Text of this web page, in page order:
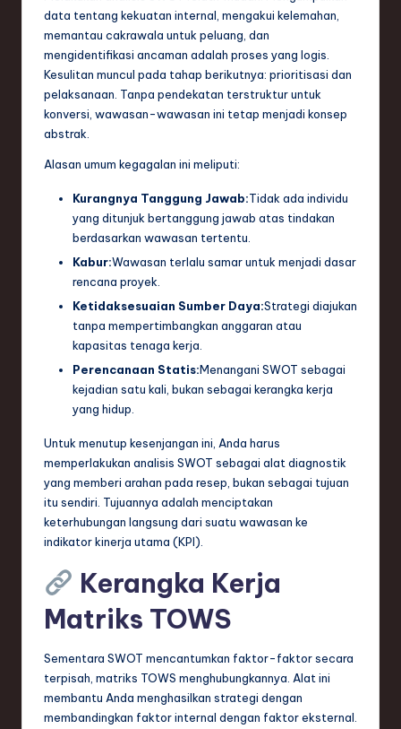
o
data tentang kekuatan internal, mengakui kelemahan,
memantau cakrawala untuk peluang, dan
mengidentifikasi ancaman adalah proses yang logis.
Kesulitan muncul pada tahap berikutnya: prioritisasi dan
pelaksanaan. Tanpa pendekatan terstruktur untuk
konversi, wawasan-wawasan ini tetap menjadi konsep
abstrak.
Alasan umum kegagalan ini meliputi:
Kurangnya Tanggung Jawab:Tidak ada individu
yang ditunjuk bertanggung jawab atas tindakan
berdasarkan wawasan tertentu.
Kabur:Wawasan terlalu samar untuk menjadi dasar
rencana proyek.
Ketidaksesuaian Sumber Daya:Strategi diajukan
tanpa mempertimbangkan anggaran atau
kapasitas tenaga kerja.
Perencanaan Statis:Menangani SWOT sebagai
kejadian satu kali, bukan sebagai kerangka kerja
yang hidup.
Untuk menutup kesenjangan ini, Anda harus
memperlakukan analisis SWOT sebagai alat diagnostik
yang memberi arahan pada resep, bukan sebagai tujuan
itu sendiri. Tujuannya adalah menciptakan
keterhubungan langsung dari suatu wawasan ke
indikator kinerja utama (KPI).
Kerangka Kerja
Matriks TOWS
Sementara SWOT mencantumkan faktor-faktor secara
terpisah, matriks TOWS menghubungkannya. Alat ini
membantu Anda menghasilkan strategi dengan
membandingkan faktor internal dengan faktor eksternal.